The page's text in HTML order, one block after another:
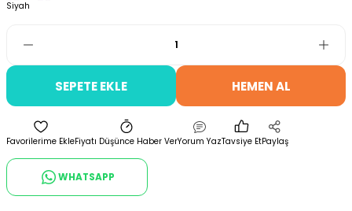
SEPETE EKLE HEMEN AL
Fiyatı Düşünce Haber VerYorum YazTavsiye EtPaylaş
WHATSAPP